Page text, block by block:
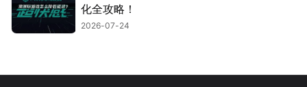
化全攻略！
2026-07-24